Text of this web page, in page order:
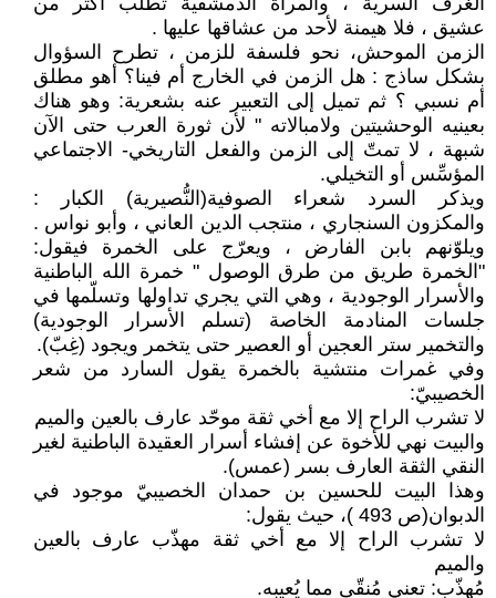
عشيق ، فلا هيمنة لأحد من عشاقها عليها .
الزمن الموحش، نحو فلسفة للزمن ، تطرح السؤوال
بشكل ساذج : هل الزمن في الخارج أم فينا؟ أهو مطلق
أم نسبي ؟ ثم تميل إلى التعبير عنه بشعرية: وهو هناك
بعينيه الوحشيتين ولامبالاته " لأن ثورة العرب حتى الآن
شبهة ، لا تمتّ إلى الزمن والفعل التاريخي- الاجتماعي
المؤسِّس أو التخيلي.
ويذكر السرد شعراء الصوفية(النُّصيرية) الكبار :
والمكزون السنجاري ، منتجب الدين العاني ، وأبو نواس .
ويلوّنهم بابن الفارض ، ويعرّج على الخمرة فيقول:
"الخمرة طريق من طرق الوصول " خمرة الله الباطنية
والأسرار الوجودية ، وهي التي يجري تداولها وتسلّمها في
جلسات المنادمة الخاصة (تسلم الأسرار الوجودية)
والتخمير ستر العجين أو العصير حتى يتخمر ويجود (غِبّ).
وفي غمرات منتشية بالخمرة يقول السارد من شعر
الخصيبيّ:
لا تشرب الراح إلا مع أخي ثقة موحّد عارف بالعين والميم
والبيت نهي للأخوة عن إفشاء أسرار العقيدة الباطنية لغير
النقي الثقة العارف بسر (عمس).
وهذا البيت للحسين بن حمدان الخصيبيّ موجود في
الدبوان(ص 493 )، حيث يقول:
لا تشرب الراح إلا مع أخي ثقة مهذّب عارف بالعين
والميم
مُهذّب: تعني مُنقّى مما يُعيبه.